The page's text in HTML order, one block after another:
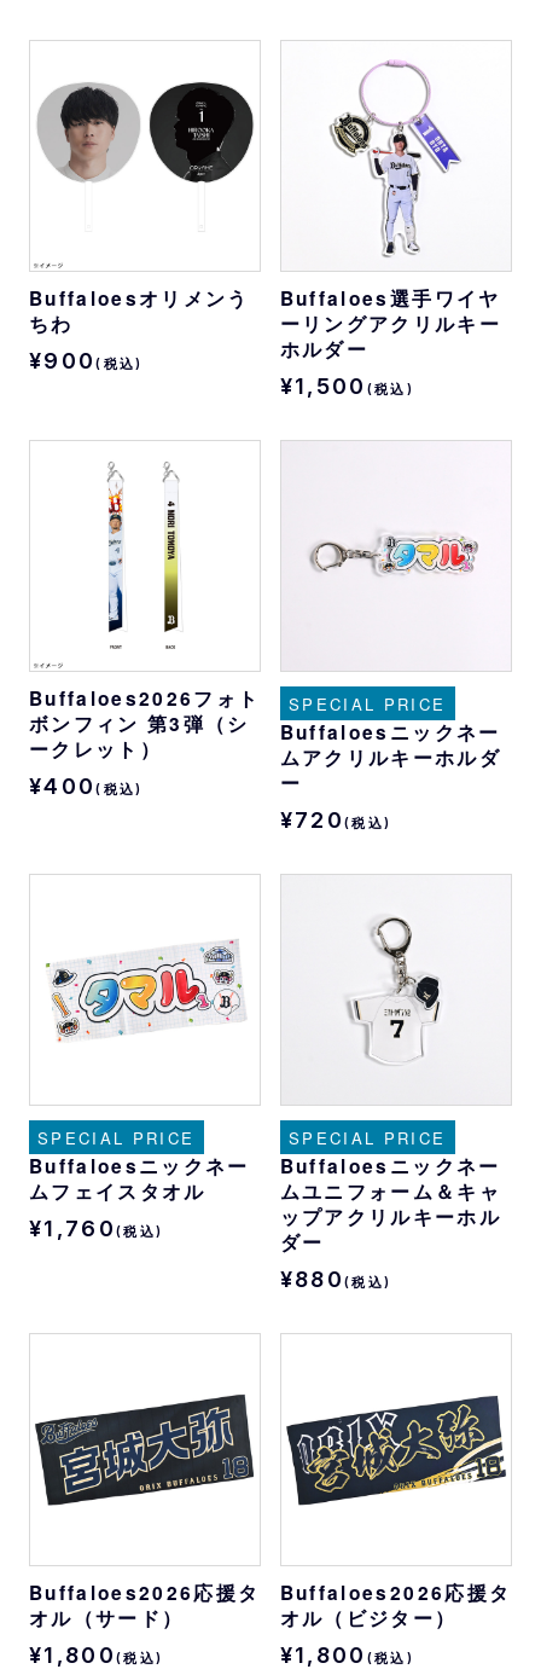
Buffaloesオリメンう
ちわ
¥900(税込)
Buffaloes選手ワイヤ
ーリングアクリルキー
ホルダー
¥1,500 (税込)
Buffaloes2026フォト
ボンフィン 第3弾（シ
ークレット）
¥400(税込)
SPECIAL PRICE
Buffaloesニックネー
ムアクリルキーホルダ
ー
¥720(税込)
SPECIAL PRICE
Buffaloesニックネー
ムフェイスタオル
¥1,760 (税込)
SPECIAL PRICE
Buffaloesニックネー
ムユニフォーム＆キャ
ップアクリルキーホル
ダー
¥880(税込)
Buffaloes2026応援タ
オル（サード）
¥1,800 (税込)
Buffaloes2026応援タ
オル（ビジター）
¥1,800 (税込)